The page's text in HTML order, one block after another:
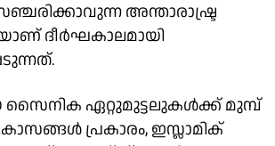
അന്താരാഷ്ട്ര
ദീർഘകാലമായി
സൈനിക ഏറ്റുമുട്ടലുകൾക്ക് മുമ്പ്
പ്രകാരം, ഇസ്ലാമിക്